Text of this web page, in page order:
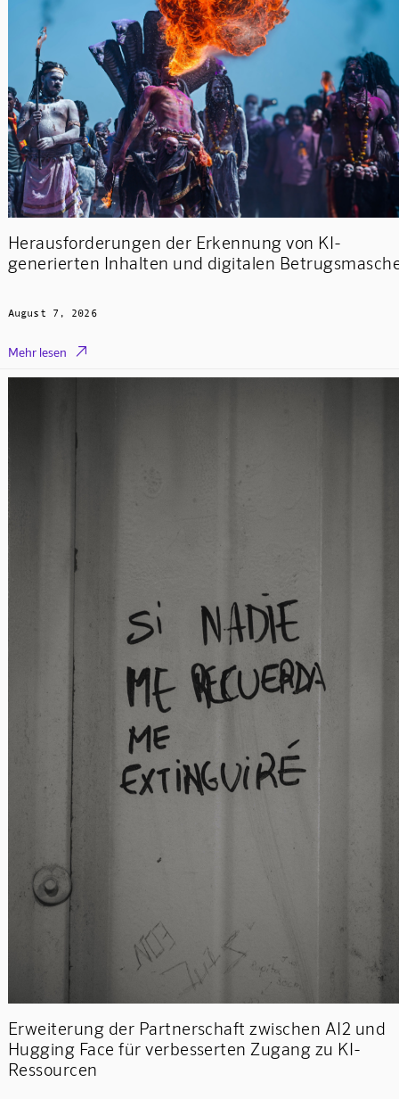
Herausforderungen der Erkennung von KI-
generierten Inhalten und digitalen
August 7, 2026
Mehr lesen 
Erweiterung der Partnerschaft zwischen AI2 und
Hugging Face für verbesserten Zugang zu KI-
Ressourcen